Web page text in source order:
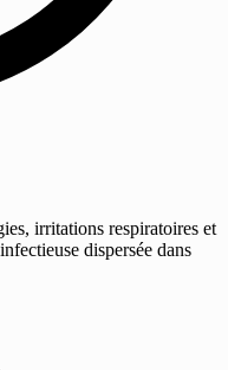
irritations respiratoires et
dispersée dans